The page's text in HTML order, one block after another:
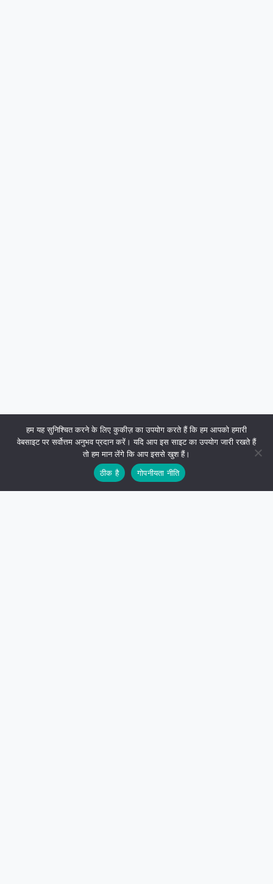
हम यह सुनिश्चित करने के लिए कुकीज़ का उपयोग करते हैं कि हम आपको हमारी
वेबसाइट पर सर्वोत्तम अनुभव प्रदान करें। यदि आप इस साइट का उपयोग जारी रखते हैं
तो हम मान लेंगे कि आप इससे खुश हैं।
ठीक है
गोपनीयता नीति